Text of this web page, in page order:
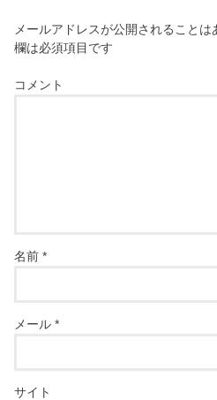
メールアドレスが公開されることは
欄は必須項目です
コメント
名前*
メール*
サイト